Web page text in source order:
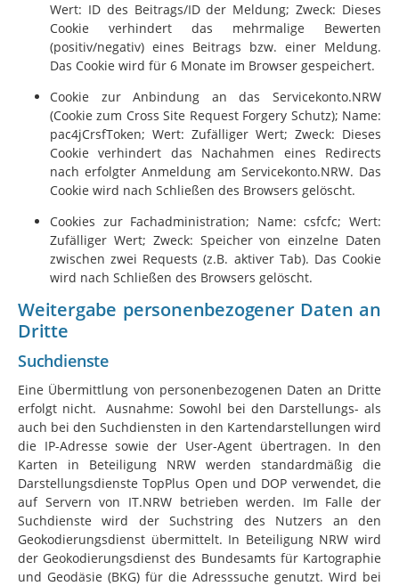
Wert: ID des Beitrags/ID der Meldung; Zweck: Dieses
Cookie verhindert das mehrmalige Bewerten
(positiv/negativ) eines Beitrags bzw. einer Meldung.
Das Cookie wird für 6 Monate im Browser gespeichert.
Cookie zur Anbindung an das Servicekonto.NRW
(Cookie zum Cross Site Request Forgery Schutz); Name:
pac4jCrsfToken; Wert: Zufälliger Wert; Zweck: Dieses
Cookie verhindert das Nachahmen eines Redirects
nach erfolgter Anmeldung am Servicekonto.NRW. Das
Cookie wird nach Schließen des Browsers gelöscht.
Cookies zur Fachadministration; Name: csfcfc; Wert:
Zufälliger Wert; Zweck: Speicher von einzelne Daten
zwischen zwei Requests (z.B. aktiver Tab). Das Cookie
wird nach Schließen des Browsers gelöscht.
Weitergabe personenbezogener Daten an
Dritte
Suchdienste
Eine Übermittlung von personenbezogenen Daten an Dritte
erfolgt nicht. Ausnahme: Sowohl bei den Darstellungs- als
auch bei den Suchdiensten in den Kartendarstellungen wird
die IP-Adresse sowie der User-Agent übertragen. In den
Karten in Beteiligung NRW werden standardmäßig die
Darstellungsdienste TopPlus Open und DOP verwendet, die
auf Servern von IT.NRWbetrieben werden. Im Falle der
Suchdienste wird der Suchstring des Nutzers an den
Geokodierungsdienst übermittelt. In Beteiligung NRW wird
der Geokodierungsdienst des Bundesamts für Kartographie
und Geodäsie (BKG) für die Adresssuche genutzt. Wird bei